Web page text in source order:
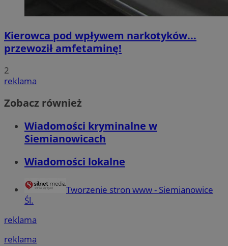
Kierowca pod wpływem narkotyków...
przewoził amfetaminę!
2
reklama
Zobacz również
Wiadomości kryminalne w
Siemianowicach
Wiadomości lokalne
Tworzenie stron www - Siemianowice
Śl.
reklama
reklama